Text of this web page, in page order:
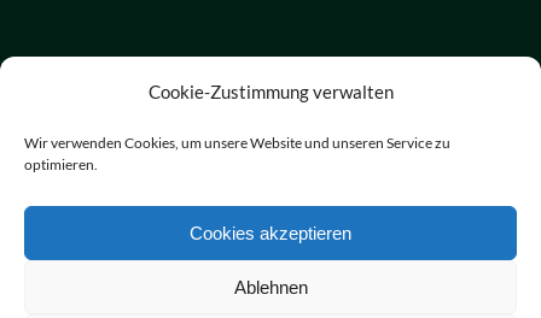
Cookie-Zustimmung verwalten
Wir verwenden Cookies, um unsere Website und unseren Service zu
optimieren.
Cookies akzeptieren
Ablehnen